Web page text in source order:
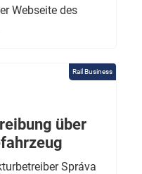
Webseite des
Rail Business
über
Správa